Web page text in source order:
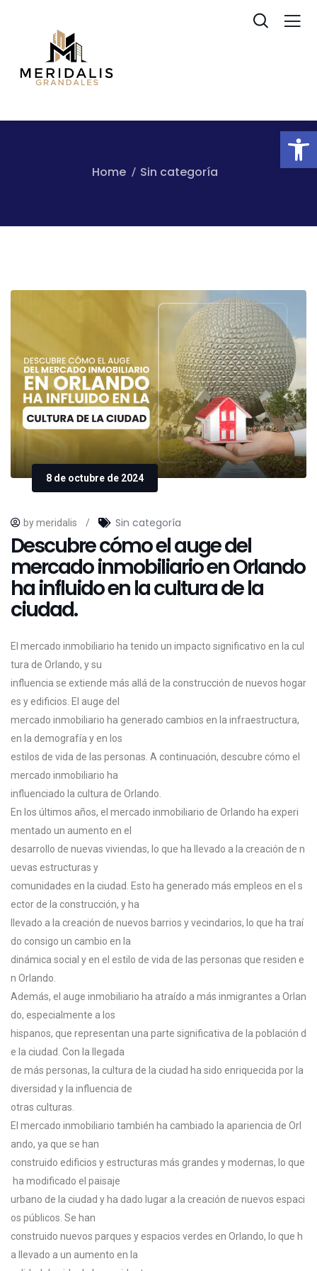
Home Sin categoría
8 de octubre de 2024
by meridalis / Sin categoría
Descubre cómo el auge del
mercado inmobiliario en Orlando
ha influido en la cultura de la
ciudad.
El mercado inmobiliario ha tenido un impacto significativo en la cul
tura de Orlando, ysu
influencia se extiende más allá de la construcción de nuevos hogar
es yedificios. El auge del
mercado inmobiliario ha generado cambios en la infraestructura,
en la demografía yen los
estilos de vida de las personas. A continuación, descubre cómo el
mercado inmobiliario ha
influenciado la cultura de Orlando.
En los últimos años, el mercado inmobiliario de Orlando ha experi
mentado un aumento en el
desarrollo de nuevas viviendas, lo que ha llevado a la creación de n
uevas estructuras y
comunidades en la ciudad. Esto ha generado más empleos en el s
ector de la construcción, y ha
llevado a la creación de nuevos barrios yvecindarios, lo que ha traí
do consigo un cambio en la
dinámica social yen el estilo de vida de las personas que residen e
n Orlando.
Además, el auge inmobiliario ha atraído a más inmigrantes a Orlan
do, especialmente a los
hispanos, que representan una parte significativa de la población d
e la ciudad. Con la
llegada
de más personas, la cultura de la ciudad ha sido enriquecida por la
diversidad y la influencia de
otras culturas.
El mercado inmobiliario también ha cambiado la apariencia de Orl
ando, ya que se han
construido edificios yestructuras más grandes ymodernas, lo que
ha modificado el paisaje
urbano de la ciudad y ha dado lugar a la creación de nuevos espaci
os públicos. Se han
construido nuevos parques yespacios verdes en Orlando, lo que h
a
llevado a un aumento en la